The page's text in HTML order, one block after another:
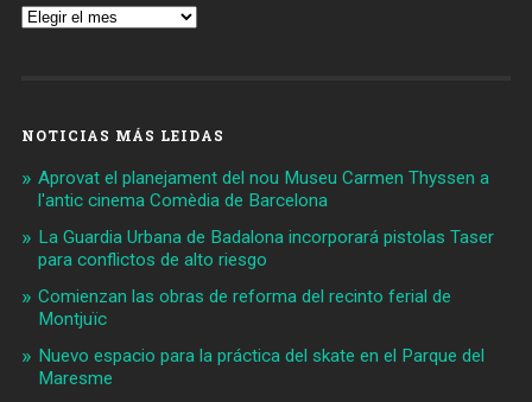
Archivos
NOTICIAS MÁS LEIDAS
Aprovat el planejament del nou Museu Carmen Thyssen a
l'antic cinema Comèdia de Barcelona
La Guardia Urbana de Badalona incorporará pistolas Taser
para conflictos de alto riesgo
Comienzan las obras de reforma del recinto ferial de
Montjuïc
Nuevo espacio para la práctica del skate en el Parque del
Maresme